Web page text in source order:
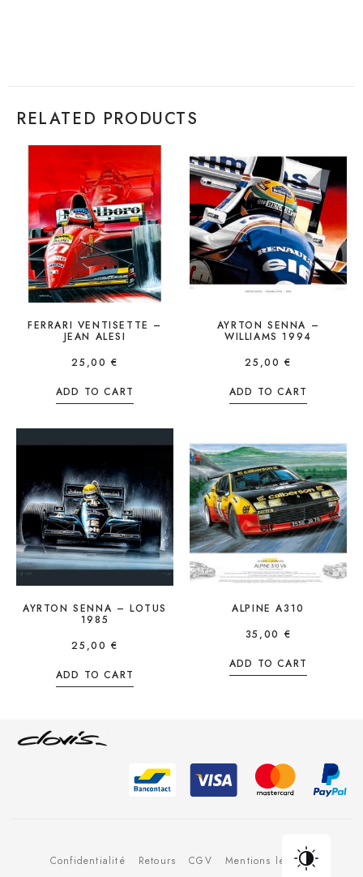
RELATED PRODUCTS
FERRARI VENTISETTE –
JEAN ALESI
25,00 €
ADD TO CART
AYRTON SENNA –
WILLIAMS 1994
25,00 €
ADD TO CART
AYRTON SENNA – LOTUS
1985
25,00 €
ADD TO CART
ALPINE A310
35,00 €
ADD TO CART
Confidentialité Retours CGV
Mentions légales